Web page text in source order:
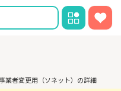
業者変更用（ソネット）の詳細